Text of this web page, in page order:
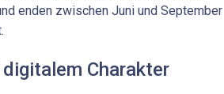
enden zwischen Juni und September
Charakter